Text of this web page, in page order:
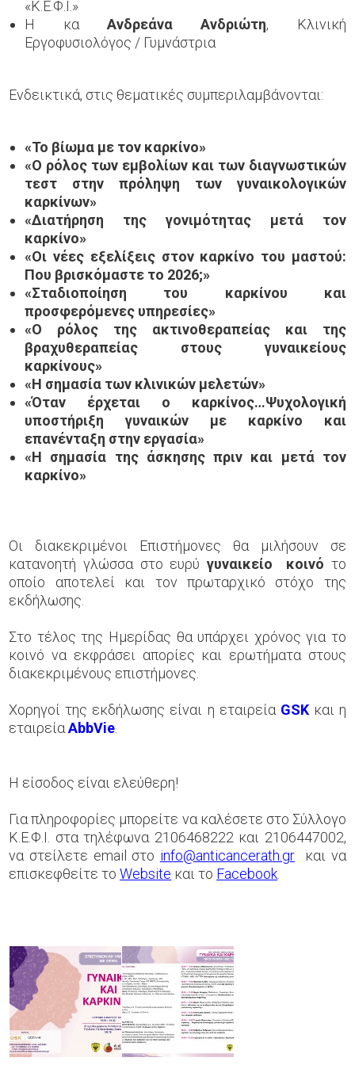
«Κ.Ε.Φ.Ι.»
Η κα Ανδρεάνα Ανδριώτη, Κλινική
Εργοφυσιολόγος / Γυμνάστρια
Ενδεικτικά, στις θεματικές συμπεριλαμβάνονται:
«Το βίωμα με τον καρκίνο»
«Ο ρόλος των εμβολίων και των διαγνωστικών
τεστ στην πρόληψη των γυναικολογικών
καρκίνων»
«Διατήρηση της γονιμότητας μετά τον
καρκίνο»
«Οι νέες εξελίξεις στον καρκίνο του μαστού:
Που βρισκόμαστε το 2026;»
«Σταδιοποίηση του καρκίνου και
προσφερόμενες υπηρεσίες»
«Ο ρόλος της ακτινοθεραπείας και της
βραχυθεραπείας στους γυναικείους
καρκίνους»
«Η σημασία των κλινικών μελετών»
«Όταν έρχεται ο καρκίνος…Ψυχολογική
υποστήριξη γυναικών με καρκίνο και
επανένταξη στην εργασία»
«Η σημασία της άσκησης πριν και μετά τον
καρκίνο»
Οι διακεκριμένοι Επιστήμονες θα μιλήσουν σε
κατανοητή γλώσσα στο ευρύ γυναικείο κοινό το
οποίο αποτελεί και τον πρωταρχικό στόχο της
εκδήλωσης.
Στο τέλος της Ημερίδας θα υπάρχει χρόνος για το
κοινό να εκφράσει απορίες και ερωτήματα στους
διακεκριμένους επιστήμονες.
Χορηγοί της εκδήλωσης είναι η εταιρεία GSKκαι η
εταιρείαAbbVie
Η είσοδος είναι ελεύθερη!
Για πληροφορίες μπορείτε να καλέσετε στο Σύλλογο
Κ.Ε.Φ.Ι. στα τηλέφωνα 2106468222 και 2106447002,
να στείλετε email στο info@anticancerath.grκαι να
επισκεφθείτε τοWebsite και το Facebook